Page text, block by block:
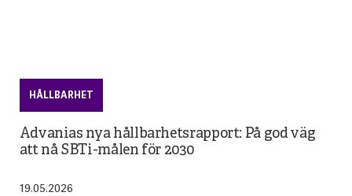
HÅLLBARHET
Advanias nya hållbarhetsrapport: På god väg
att nå SBTi-målen för 2030
19.05.2026